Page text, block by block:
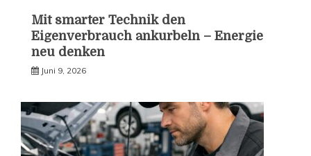
Mit smarter Technik den
Eigenverbrauch ankurbeln – Energie
neu denken
Juni 9, 2026